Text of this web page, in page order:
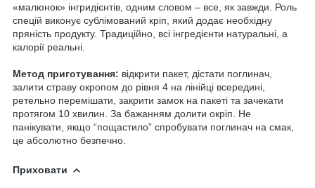
«малюнок» інгридієнтів, одним словом – все, як завжди. Роль
спецій виконує сублімований кріп, який додає необхідну
пряність продукту. Традиційно, всі інгредієнти натуральні, а
калорії реальні.
Метод приготування: відкрити пакет, дістати поглинач,
залити страву окропом до рівня 4 на лінійці всередині,
ретельно перемішати, закрити замок на пакеті та зачекати
протягом 10 хвилин. За бажанням долити окріп. Не
панікувати, якщо “пощастило” спробувати поглинач на смак,
це абсолютно безпечно.
Приховати